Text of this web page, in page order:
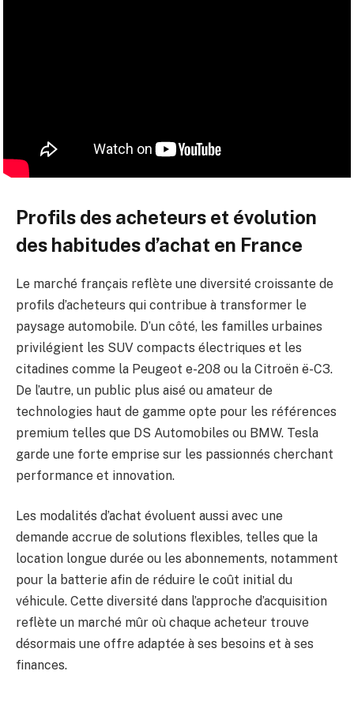
Profils des acheteurs et évolution
des habitudes d’achat en France
Le marché français reflète une diversité croissante de
profils d’acheteurs qui contribue à transformer le
paysage automobile. D’un côté, les familles urbaines
privilégient les SUV compacts électriques et les
citadines comme la Peugeot e-208 ou la Citroën ë-C3.
De l’autre, un public plus aisé ou amateur de
technologies haut de gamme opte pour les références
premium telles que DS Automobiles ou BMW. Tesla
garde une forte emprise sur les passionnés cherchant
performance et innovation.
Les modalités d’achat évoluent aussi avec une
demande accrue de solutions flexibles, telles que la
location longue durée ou les abonnements, notamment
pour la batterie afin de réduire le coût initial du
véhicule. Cette diversité dans l’approche d’acquisition
reflète un marché mûr où chaque acheteur trouve
désormais une offre adaptée à ses besoins et à ses
finances.